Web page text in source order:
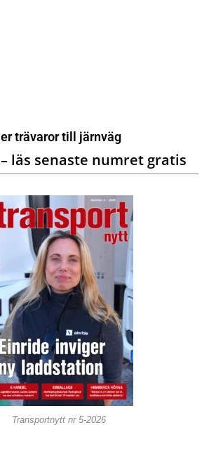
trävaror till järnväg
läs senaste numret gratis
Transportnytt nr 5-2026